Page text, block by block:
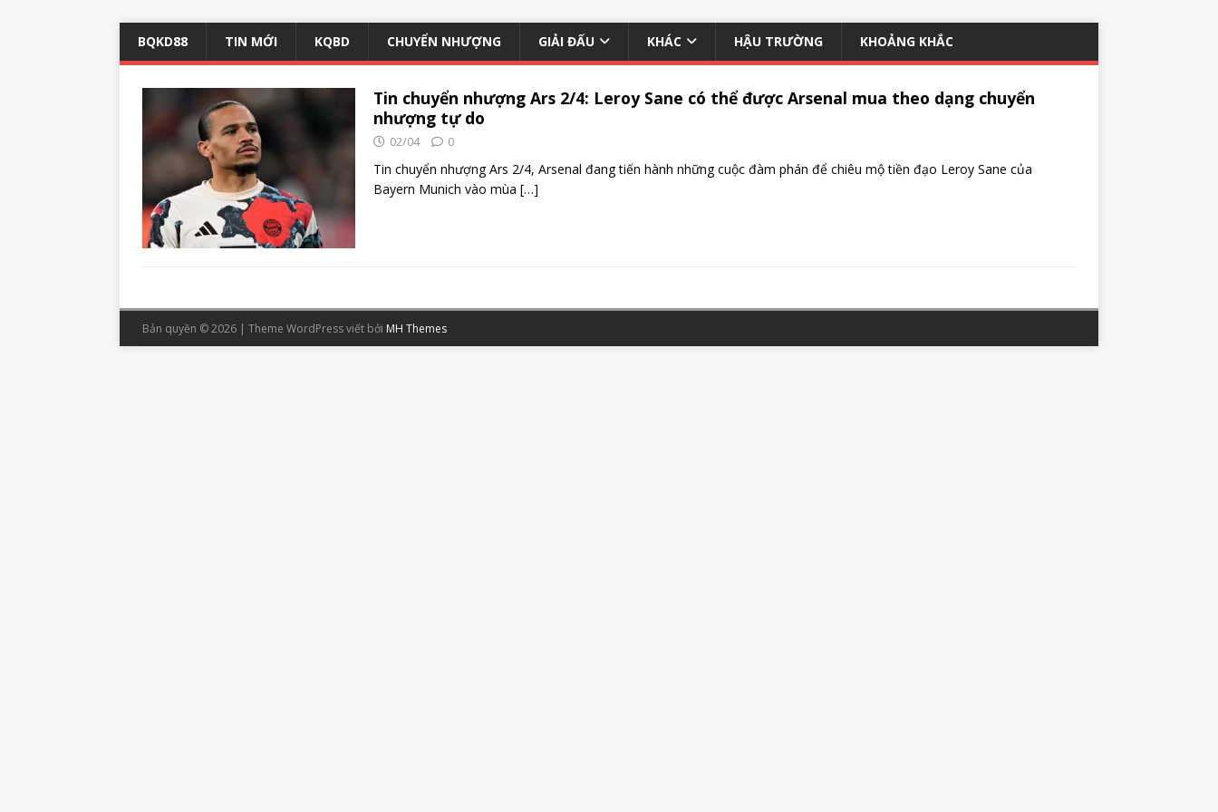
BQKD88 TIN MỚI KQBD CHUYỂN NHƯỢNG GIẢI ĐẤU KHÁC HẬU TRƯỜNG KHOẢNG KHẮC
Tin chuyển nhượng Ars 2/4: Leroy Sane có thể được Arsenal mua theo dạng chuyển
nhượng tự do
02/04 0
Tin chuyển nhượng Ars 2/4, Arsenal đang tiến hành những cuộc đàm phán để chiêu mộ tiền đạo Leroy Sane của
Bayern Munich vào mùa […]
Bản quyền © 2026 | Theme WordPress viết bởi MH Themes